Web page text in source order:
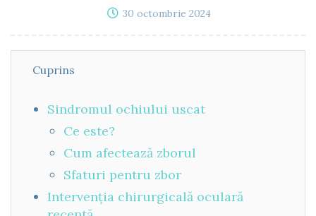
30 octombrie 2024
Cuprins
Sindromul ochiului uscat
Ce este?
Cum afectează zborul
Sfaturi pentru zbor
Intervenția chirurgicală oculară